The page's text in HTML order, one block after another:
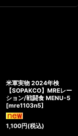
米軍実物 2024年検
【SOPAKCO】MREレー
ション/戦闘食 MENU-5
[mre1103n5]
1,100円(税込)